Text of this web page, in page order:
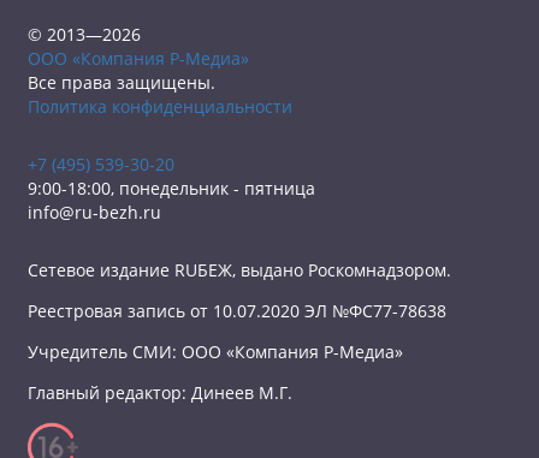
© 2013—2026
ООО «Компания Р-Медиа»
Все права защищены.
Политика конфиденциальности
+7 (495) 539-30-20
9:00-18:00, понедельник - пятница
info@ru-bezh.ru
Сетевое издание RUБЕЖ, выдано Роскомнадзором.
Реестровая запись от 10.07.2020 ЭЛ №ФС77-78638
Учредитель СМИ: ООО «Компания Р-Медиа»
Главный редактор: Динеев М.Г.